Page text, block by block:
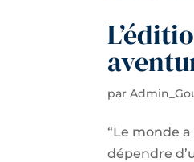
par
“Le monde
dépendre